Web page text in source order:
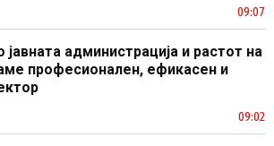
09:07
администрација и растот на
професионален, ефикасен и
09:02